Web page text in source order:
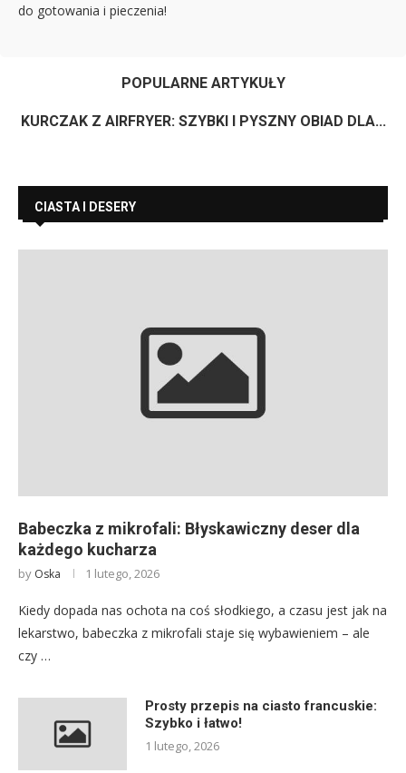
do gotowania i pieczenia!
POPULARNE ARTYKUŁY
KURCZAK Z AIRFRYER: SZYBKI I PYSZNY OBIAD DLA...
CIASTA I DESERY
Babeczka z mikrofali: Błyskawiczny deser dla
każdego kucharza
by Oska 1 lutego, 2026
Kiedy dopada nas ochota na coś słodkiego, a czasu jest jak na
lekarstwo, babeczka z mikrofali staje się wybawieniem – ale
czy …
Prosty przepis na ciasto francuskie:
Szybko i łatwo!
1 lutego, 2026